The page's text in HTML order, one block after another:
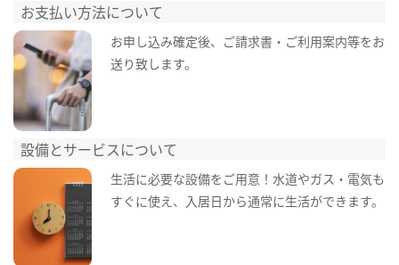
お支払い方法について
お申し込み確定後、ご請求書・ご利用案内等をお
送り致します。
設備とサービスについて
生活に必要な設備をご用意！水道やガス・電気も
すぐに使え、入居日から通常に生活ができます。